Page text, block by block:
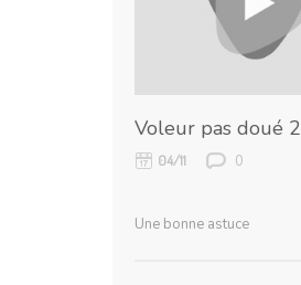
Voleur pas doué 2
04/11 0
Une bonne astuce